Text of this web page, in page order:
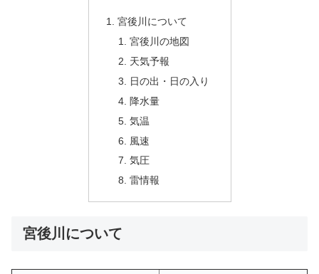
宮後川について
宮後川の地図
天気予報
日の出・日の入り
降水量
気温
風速
気圧
雷情報
宮後川について